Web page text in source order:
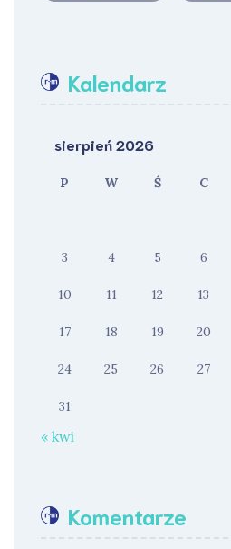
Kalendarz
sierpień 2026
P W Ś C
3 4 5 6
10 11 12 13
17 18 19 20
24 25 26 27
31
« kwi
Komentarze